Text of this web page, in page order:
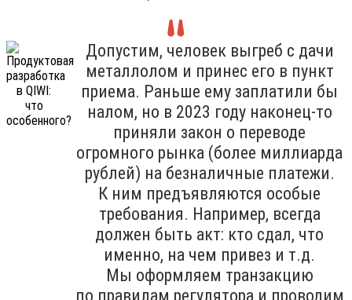
Допустим, человек выгреб с дачи
металлолом и принес его в пункт
приема. Раньше ему заплатили бы
налом, но в 2023 году наконец-то
приняли закон о переводе
огромного рынка (более миллиарда
рублей) на безналичные платежи.
К ним предъявляются особые
требования. Например, всегда
должен быть акт: кто сдал, что
именно, на чем привез и т.д.
Мы оформляем транзакцию
по правилам регулятора и проводим